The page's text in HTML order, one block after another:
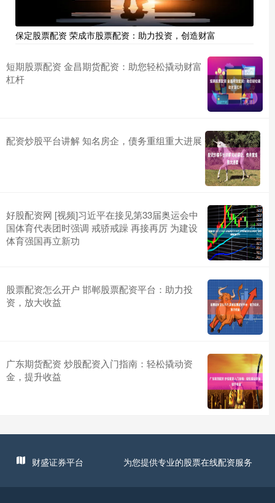
保定股票配资 荣成市股票配资：助力投资，创造财富
短期股票配资 金昌期货配资：助您轻松撬动财富
杠杆
配资炒股平台讲解 知名房企，债务重组重大进展
好股配资网 [视频]习近平在接见第33届奥运会中
国体育代表团时强调 戒骄戒躁 再接再厉 为建设
体育强国再立新功
股票配资怎么开户 邯郸股票配资平台：助力投
资，放大收益
广东期货配资 炒股配资入门指南：轻松撬动资
金，提升收益
财盛证券平台 为您提供专业的股票在线配资服务